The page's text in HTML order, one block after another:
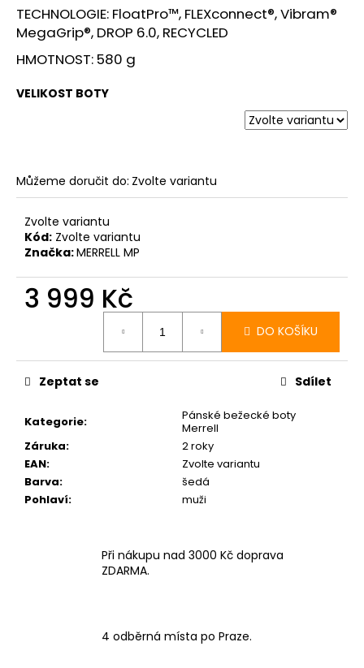
TECHNOLOGIE: FloatPro™, FLEXconnect®, Vibram®
MegaGrip®, DROP 6.0, RECYCLED
HMOTNOST: 580 g
VELIKOST BOTY
Můžeme doručit do: Zvolte variantu
Zvolte variantu
Kód: Zvolte variantu
Značka:MERRELL MP
3 999 Kč
DO KOŠÍKU
Kategorie:
Pánské bežecké boty
Merrell
Záruka:
2 roky
EAN:
Zvolte variantu
Barva:
šedá
Pohlaví: muži
Zeptat se Sdílet
Při nákupu nad 3000 Kč doprava
ZDARMA.
4 odběrná místa po Praze.